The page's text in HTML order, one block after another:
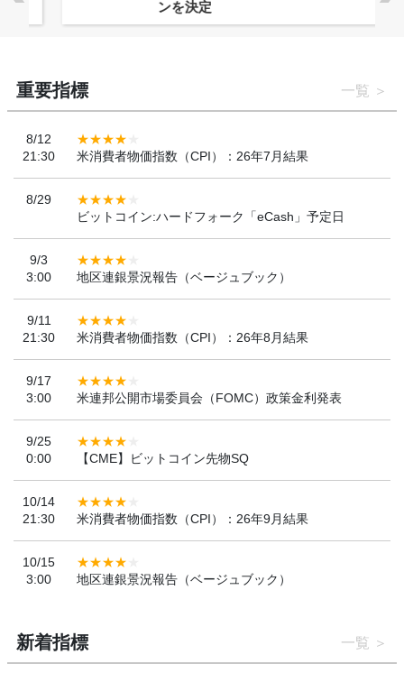
ンを決定
重要指標 一覧
8/12
21:30
米消費者物価指数（CPI）：26年7月結果
8/29
ビットコイン:ハードフォーク「eCash」予定日
9/3
3:00
地区連銀景況報告（ベージュブック）
9/11
21:30
米消費者物価指数（CPI）：26年8月結果
9/17
3:00
米連邦公開市場委員会（FOMC）政策金利発表
9/25
0:00
【CME】ビットコイン先物SQ
10/14
21:30
米消費者物価指数（CPI）：26年9月結果
10/15
3:00
地区連銀景況報告（ベージュブック）
新着指標 一覧